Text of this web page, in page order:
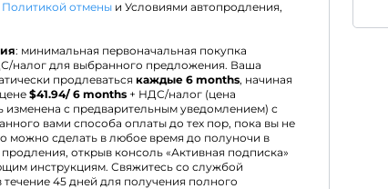
Политикой отмены и Условиями автопродления,
: минимальная первоначальная покупка
налог для выбранного предложения. Ваша
продлеваться каждые 6 months, начиная
$41.94/ 6 months + НДС/налог (цена
изменена с предварительным уведомлением) с
вами способа оплаты до тех пор, пока вы не
можно сделать в любое время до полуночи в
открыв консоль «Активная подписка»
инструкциям. Свяжитесь со службой
45 дней для получения полного